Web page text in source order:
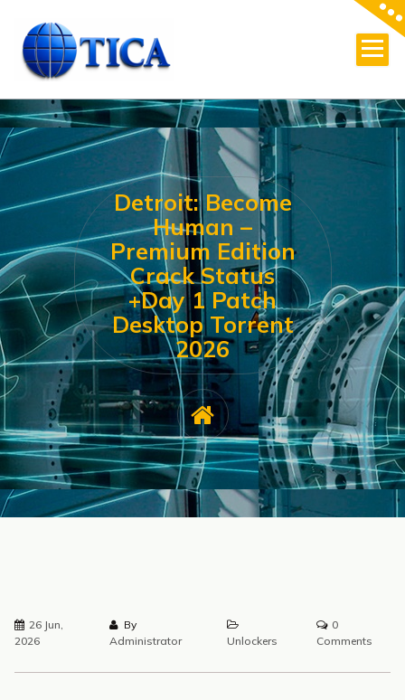
content
Detroit: Become
Human –
Premium Edition
Crack Status
+Day 1 Patch
Desktop Torrent
2026
26 Jun,
2026
By
Administrator
Unlockers
0
Comments